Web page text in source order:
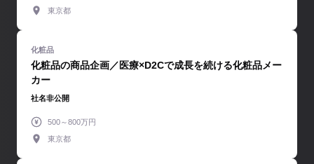
東京都
化粧品の商品企画／医療×D2Cで成長を続ける化粧品メー
カー
社名非公開
500～800万円
東京都